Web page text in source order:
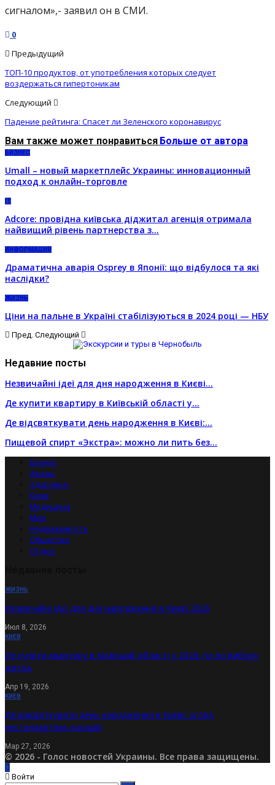
сигналом»,- заявил он в СМИ.
0
Предыдущий
ТОП-10 продуктов, от употребления которых следует
воздержаться гипертоникам
Следующий
Падение рейтинга: Спасет ли Зеленского коронавирус
Вам также может понравиться Больше от автора
БИЗНЕС
Umall – новый маркетплейс Украины: инновационный
подход к онлайн-торговле
Adcore: провідна київська діджитал агенція отримала
найвищий рівень партнерства з…
ИНФОРМАЦИЯ
Драматична аварія Osprey в Японії: що відбулося та які
наслідки?
ЖИЗНЬ
Ціни на пальне в Україні стабілізуються в 2024 році — НБУ
Пред. Следующий
Недавние посты
Незвичайні ідеї для дня народження в Києві…
Де купити квартиру в Київській області у…
Де відсвяткувати день народження в Києві:…
Пищевой спирт «Экстра»: можно ли пить без…
Бизнес
Жизнь
Здоровье
Киев
Медицина
Мир
Недвижимость
Общество
Отдых
ЖИЗНЬ
Незвичайні ідеї для дня народження в Києві 2026
Июл 8, 2026
КИЕВ
Де купити квартиру в Київській області у 2026: гід по вибору
житла
Апр 19, 2026
КИЕВ
Де відсвяткувати день народження в Києві: огляд
нестандартних локацій
Мар 27, 2026
© 2026 - Голос новостей Украины. Все права защищены.
Войти